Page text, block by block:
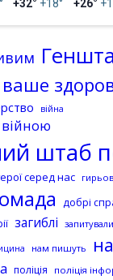
+32° +18° +26°
ваше
війна
штаб
серед нас
добрі
загиблі
нам пишуть
поліція поліція